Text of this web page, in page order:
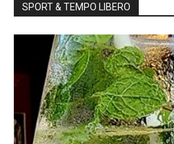
SPORT & TEMPO LIBERO